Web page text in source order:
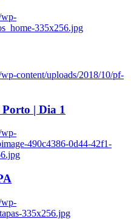
wp-
335x256.jpg
content/uploads/2018/10/pf-
| Dia 1
wp-
490c4386-0d44-42f1-
wp-
335x256.jpg